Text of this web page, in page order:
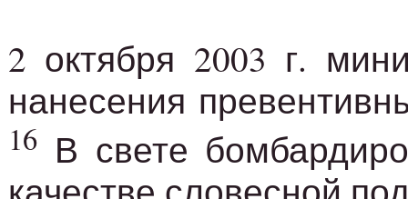
2 октября 2003 г.
нанесения
16 В свете